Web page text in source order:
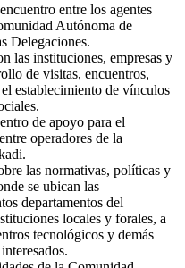
entre los agentes
Autónoma de
Delegaciones.
las instituciones, empresas y
de visitas, encuentros,
establecimiento de vínculos
de apoyo para el
operadores de la
las normativas, políticas y
se ubican las
departamentos del
locales y forales, a
tecnológicos y demás